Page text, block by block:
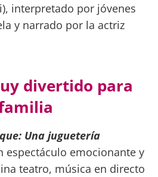
interpretado por jóvenes
y narrado por la actriz
divertido para
Una juguetería
espectáculo emocionante y
teatro, música en directo